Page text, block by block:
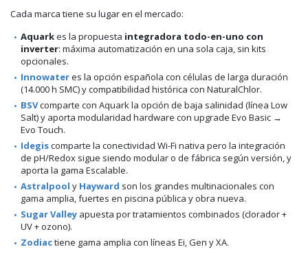
Cada marca tiene su lugar en el mercado:
Aquarkes la propuesta integradora todo-en-uno con
inverter: máxima automatización en una sola caja, sin kits
opcionales.
Innowateres la opción española con células de larga duración
(14.000 h SMC) y compatibilidad histórica con NaturalChlor.
BSVcomparte con Aquark la opción de baja salinidad (línea Low
Salt) y aporta modularidad hardware con upgrade Evo Basic →
Evo Touch.
Idegiscomparte la conectividad Wi-Fi nativa pero la integración
de pH/Redox sigue siendo modular o de fábrica según versión, y
aporta la gama Escalable.
Astralpool y Hayward son los grandes multinacionales con
gama amplia, fuertes en piscina pública y obra nueva.
Sugar Valley apuesta por tratamientos combinados (clorador +
UV + ozono).
Zodiactiene gama amplia con líneas Ei, Gen y XA.